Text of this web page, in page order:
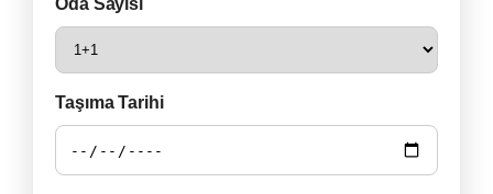
Oda Sayısı
Taşıma Tarihi